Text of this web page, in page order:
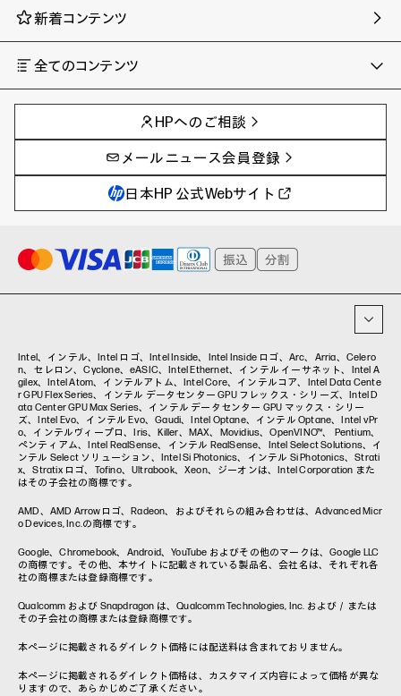
新着コンテンツ
全てのコンテンツ
AIの進化と活用事例
製品トレンド & レビュー
サイバーセキュリティ
教育とテクノロジー
ハイブリッドワーク
プリンター
事例
イベントレポート
AI PC
AIワークステーション
Poly
WXP（DEXツール）
タグ一覧
HPへのご相談
メールニュース会員登録
日本HP 公式Webサイト
Intel、インテル、Intel ロゴ、Intel Inside、Intel Inside ロゴ、Arc、Arria、Celero
n、セレロン、Cyclone、eASIC、Intel Ethernet、インテル イーサネット、Intel A
gilex、Intel Atom、インテルアトム、Intel Core、インテルコア、Intel Data Cente
r GPU Flex Series、インテル データセンター GPU フレックス・シリーズ、Intel D
ata Center GPU Max Series、インテル データセンター GPU マックス・シリー
ズ、Intel Evo、インテル Evo、Gaudi、Intel Optane、インテル Optane、Intel vPr
o、インテルヴィープロ、Iris、Killer、MAX、Movidius、OpenVINO™、 Pentium、
ペンティアム、Intel RealSense、インテル RealSense、Intel Select Solutions、イ
ンテル Select ソリューション、Intel Si Photonics、インテル Si Photonics、Strati
x、Stratix ロゴ、Tofino、Ultrabook、Xeon、ジーオンは、Intel Corporation また
はその子会社の商標です。
AMD、AMD Arrowロゴ、Radeon、およびそれらの組み合わせは、Advanced Micr
o Devices, Inc.の商標です。
Google、Chromebook、Android、YouTube およびその他のマークは、Google LLC
の商標です。その他、本サイトに記載されている製品名、会社名は、それぞれ各
社の商標または登録商標です。
Qualcomm および Snapdragon は、Qualcomm Technologies, Inc. および／または
その子会社の商標または登録商標です。
本ページに掲載されるダイレクト価格には配送料は含まれておりません。
本ページに掲載されるダイレクト価格は、カスタマイズ内容によって価格が異な
りますので、あらかじめご了承ください。